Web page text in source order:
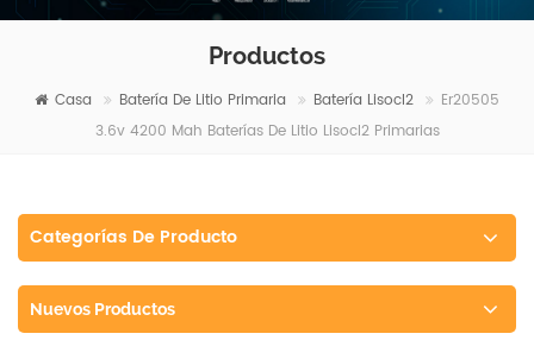
Productos
Casa Batería De Litio Primaria Batería Lisocl2
Er20505
3.6v 4200 Mah Baterías De Litio Lisocl2 Primarias
Categorías De Producto
Nuevos Productos